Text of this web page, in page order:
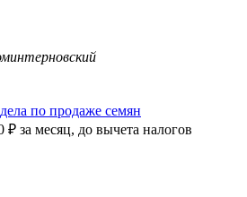
по продаже семян
₽ за месяц, до вычета налогов